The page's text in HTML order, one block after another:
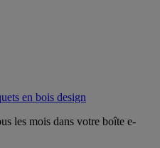
en bois design
les mois dans votre boîte e-